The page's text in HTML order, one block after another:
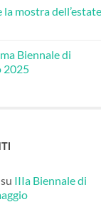
mostra
Biennale di
2025
su IIIa Biennale di